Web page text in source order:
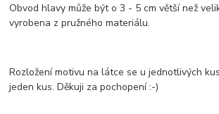
Obvod hlavy může být o 3 - 5 cm větší než
vyrobena z pružného materiálu.
Rozložení motivu na látce se u jednotlivých
jeden kus. Děkuji za pochopení :-)